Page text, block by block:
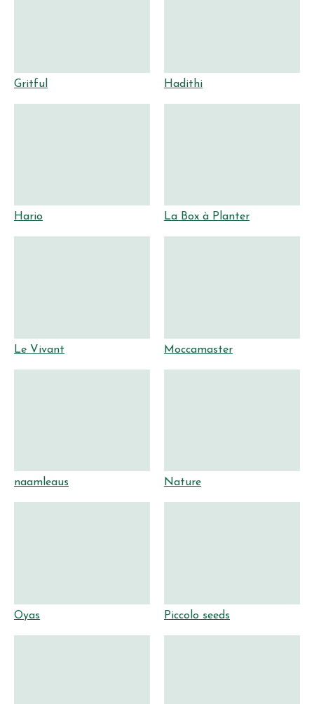
Gritful Hadithi
Hario La Box à Planter
Le Vivant Moccamaster
naamleaus Nature
Oyas Piccolo seeds